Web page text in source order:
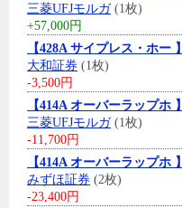
三菱UFJモルガ(1枚)
+57,000円
【428A サイプレス・ホー 】
大和証券 (1枚)
-3,500円
【414A オーバーラップホ 】
三菱UFJモルガ(1枚)
-11,700円
【414A オーバーラップホ 】
みずほ証券 (2枚)
-23,400円